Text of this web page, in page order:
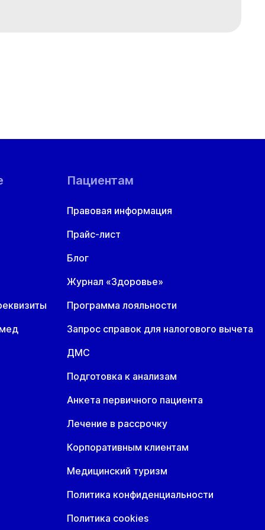
Пациентам
Правовая информация
Прайс-лист
Блог
Журнал «Здоровье»
Программа лояльности
Запрос справок для налогового вычета
ДМС
Подготовка к анализам
Анкета первичного пациента
Лечение в рассрочку
Корпоративным клиентам
Медицинский туризм
Политика конфиденциальности
Политика cookies